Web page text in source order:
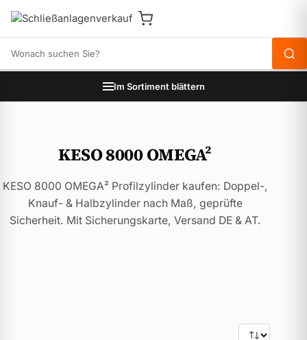
Im Sortiment blättern
KESO 8000 OMEGA²
KESO 8000 OMEGA² Profilzylinder kaufen: Doppel-,
Knauf- & Halbzylinder nach Maß, geprüfte
Sicherheit. Mit Sicherungskarte, Versand DE & AT.